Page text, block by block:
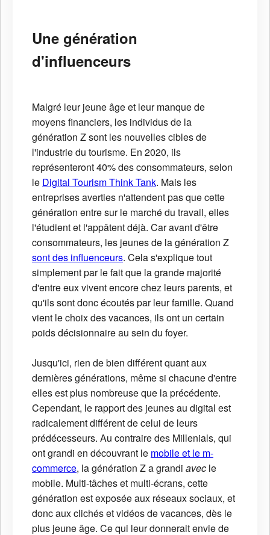
Une génération
d'influenceurs
Malgré leur jeune âge et leur manque de
moyens financiers, les individus de la
génération Z sont les nouvelles cibles de
l'industrie du tourisme. En 2020, ils
représenteront 40% des consommateurs, selon
le Digital Tourism Think Tank. Mais les
entreprises averties n'attendent pas que cette
génération entre sur le marché du travail, elles
l'étudient et l'appâtent déjà. Car avant d'être
consommateurs, les jeunes de la génération Z
sont des influenceurs. Cela s'explique tout
simplement par le fait que la grande majorité
d'entre eux vivent encore chez leurs parents, et
qu'ils sont donc écoutés par leur famille. Quand
vient le choix des vacances, ils ont un certain
poids décisionnaire au sein du foyer.
Jusqu'ici, rien de bien différent quant aux
dernières générations, même si chacune d'entre
elles est plus nombreuse que la précédente.
Cependant, le rapport des jeunes au digital est
radicalement différent de celui de leurs
prédécesseurs. Au contraire des Millenials, qui
ont grandi en découvrant le mobile et le m-
commerce, la génération Z a grandi avec le
mobile. Multi-tâches et multi-écrans, cette
génération est exposée aux réseaux sociaux, et
donc aux clichés et vidéos de vacances, dès le
plus jeune âge. Ce qui leur donnerait envie de